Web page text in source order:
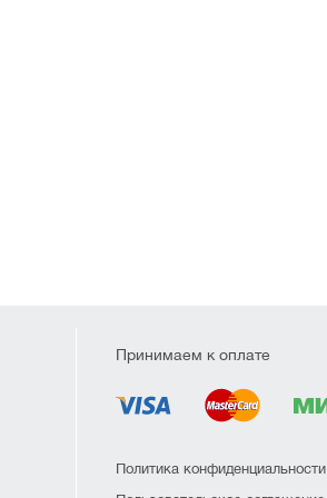
Принимаем к оплате
Политика конфиденциальности